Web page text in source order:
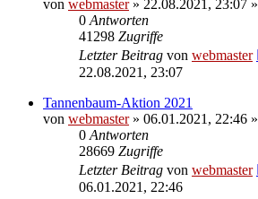
von webmaster» 22.08.2021, 23:07
0 Antworten
41298 Zugriffe
Letzter Beitrag von webmaster
22.08.2021, 23:07
Tannenbaum-Aktion 2021
von webmaster» 06.01.2021, 22:46
0 Antworten
28669 Zugriffe
Letzter Beitrag von webmaster
06.01.2021, 22:46